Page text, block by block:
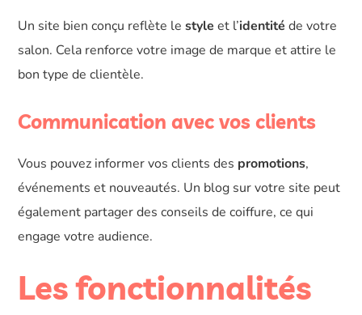
Un site bien conçu reflète lestyle et l’identité de votre
salon. Cela renforce votre image de marque et attire le
bon type de clientèle.
Communication avec vos clients
Vous pouvez informer vos clients des promotions,
événements et nouveautés. Un blog sur votre site peut
également partager des conseils de coiffure, ce qui
engage votre audience.
Les fonctionnalités